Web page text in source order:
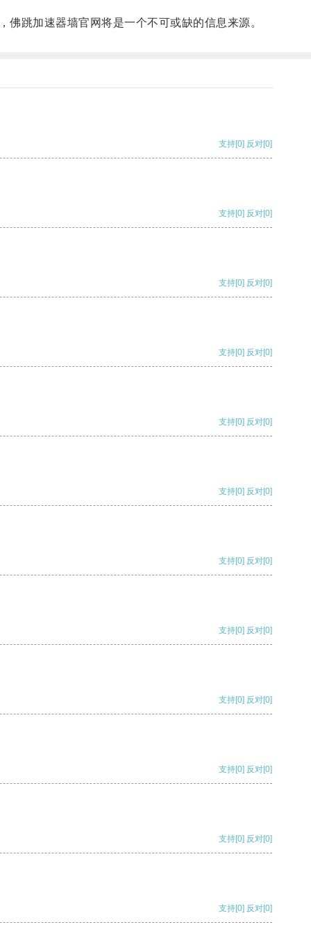
跳加速器墙官网将是一个不可或缺的信息来源。
支持[0] 反对[0]
支持[0] 反对[0]
支持[0] 反对[0]
支持[0] 反对[0]
支持[0] 反对[0]
支持[0] 反对[0]
支持[0] 反对[0]
支持[0] 反对[0]
支持[0] 反对[0]
支持[0] 反对[0]
支持[0] 反对[0]
支持[0] 反对[0]